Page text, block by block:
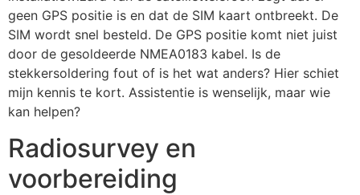
geen GPS positie is en dat de SIM kaart ontbreekt. De
SIM wordt snel besteld. De GPS positie komt niet juist
door de gesoldeerde NMEA0183 kabel. Is de
stekkersoldering fout of is het wat anders? Hier schiet
mijn kennis te kort. Assistentie is wenselijk, maar wie
kan helpen?
Radiosurvey en
voorbereiding